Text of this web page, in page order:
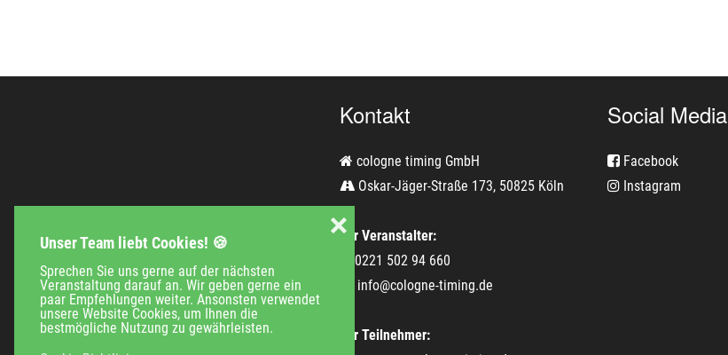
Unser Team liebt Cookies! 🍪
Sprechen Sie uns gerne auf der nächsten
Veranstaltung darauf an. Wir geben gerne ein
paar Empfehlungen weiter. Ansonsten verwendet
unsere Website Cookies, um Ihnen die
bestmögliche Nutzung zu gewährleisten.
❌
Kontakt
cologne timing GmbH
Oskar-Jäger-Straße 173, 50825 Köln
Für Veranstalter:
0221 502 94 660
info@cologne-timing.de
Für Teilnehmer:
Social Media
Facebook
Instagram